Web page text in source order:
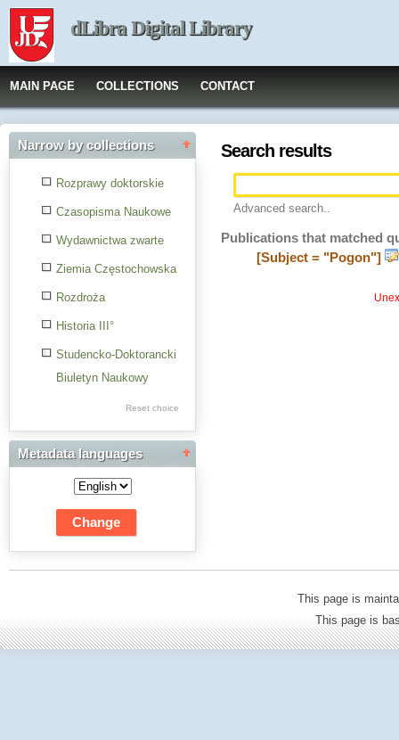
dLibra Digital Library
MAIN PAGE COLLECTIONS CONTACT
Narrow by collections
Rozprawy doktorskie
Czasopisma Naukowe
Wydawnictwa zwarte
Ziemia Częstochowska
Rozdroża
Historia III°
Studencko-Doktorancki
Biuletyn Naukowy
Res Academicae
Science Project Scripts
Biuletyn Informacyjny
WSP w Częstochowie
Reset choice
Metadata languages
Search results
Advanced search..
Publications that matched
[Subject = "Pogon"]
This page is
This page is